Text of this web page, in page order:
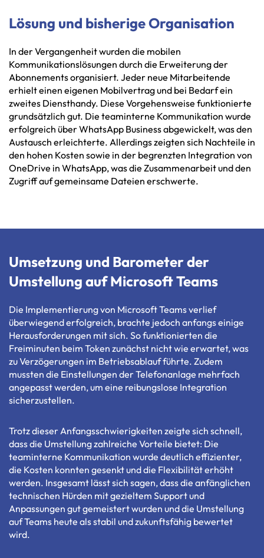
Lösung und bisherige Organisation
In der Vergangenheit wurden die mobilen
Kommunikationslösungen durch die Erweiterung der
Abonnements organisiert. Jeder neue Mitarbeitende
erhielt einen eigenen Mobilvertrag und bei Bedarf ein
zweites Diensthandy. Diese Vorgehensweise funktionierte
grundsätzlich gut. Die teaminterne Kommunikation wurde
erfolgreich über WhatsApp Business abgewickelt, was den
Austausch erleichterte. Allerdings zeigten sich Nachteile in
den hohen Kosten sowie in der begrenzten Integration von
OneDrive in WhatsApp, was die Zusammenarbeit und den
Zugriff auf gemeinsame Dateien erschwerte.
Umsetzung und Barometer der
Umstellung auf Microsoft Teams
Die Implementierung von Microsoft Teams verlief
überwiegend erfolgreich, brachte jedoch anfangs einige
Herausforderungen mit sich. So funktionierten die
Freiminuten beim Token zunächst nicht wie erwartet, was
zu Verzögerungen im Betriebsablauf führte. Zudem
mussten die Einstellungen der Telefonanlage mehrfach
angepasst werden, um eine reibungslose Integration
sicherzustellen.
Trotz dieser Anfangsschwierigkeiten zeigte sich schnell,
dass die Umstellung zahlreiche Vorteile bietet: Die
teaminterne Kommunikation wurde deutlich effizienter,
die Kosten konnten gesenkt und die Flexibilität erhöht
werden. Insgesamt lässt sich sagen, dass die anfänglichen
technischen Hürden mit gezieltem Support und
Anpassungen gut gemeistert wurden und die Umstellung
auf Teams heute als stabil und zukunftsfähig bewertet
wird.